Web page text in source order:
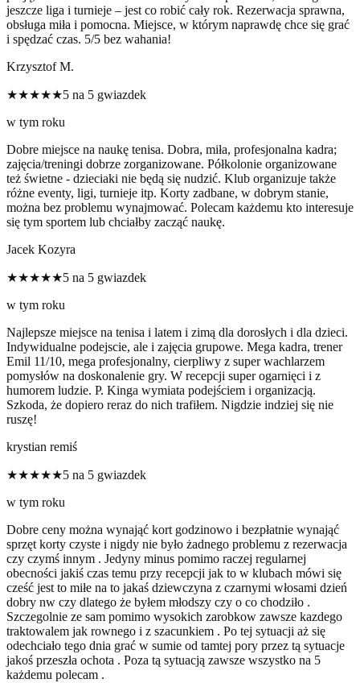
jeszcze liga i turnieje – jest co robić cały rok. Rezerwacja sprawna,
obsługa miła i pomocna. Miejsce, w którym naprawdę chce się grać
i spędzać czas. 5/5 bez wahania!
Krzysztof M.
★★★★★5 na 5 gwiazdek
w tym roku
Dobre miejsce na naukę tenisa. Dobra, miła, profesjonalna kadra;
zajęcia/treningi dobrze zorganizowane. Półkolonie organizowane
też świetne - dzieciaki nie będą się nudzić. Klub organizuje także
różne eventy, ligi, turnieje itp. Korty zadbane, w dobrym stanie,
można bez problemu wynajmować. Polecam każdemu kto interesuje
się tym sportem lub chciałby zacząć naukę.
Jacek Kozyra
★★★★★5 na 5 gwiazdek
w tym roku
Najlepsze miejsce na tenisa i latem i zimą dla dorosłych i dla dzieci.
Indywidualne podejscie, ale i zajęcia grupowe. Mega kadra, trener
Emil 11/10, mega profesjonalny, cierpliwy z super wachlarzem
pomysłów na doskonalenie gry. W recepcji super ogarnięci i z
humorem ludzie. P. Kinga wymiata podejściem i organizacją.
Szkoda, że dopiero reraz do nich trafiłem. Nigdzie indziej się nie
ruszę!
krystian remiś
★★★★★5 na 5 gwiazdek
w tym roku
Dobre ceny można wynająć kort godzinowo i bezpłatnie wynająć
sprzęt korty czyste i nigdy nie było żadnego problemu z rezerwacja
czy czymś innym . Jedyny minus pomimo raczej regularnej
obecności jakiś czas temu przy recepcji jak to w klubach mówi się
cześć jest to miłe na to jakaś dziewczyna z czarnymi włosami dzień
dobry nw czy dlatego że byłem młodszy czy o co chodziło .
Szczegolnie ze sam pomimo wysokich zarobkow zawsze kazdego
traktowalem jak rownego i z szacunkiem . Po tej sytuacji aż się
odechciało tego dnia grać w sumie od tamtej pory przez tą sytuacje
jakoś przeszła ochota . Poza tą sytuacją zawsze wszystko na 5
każdemu polecam .